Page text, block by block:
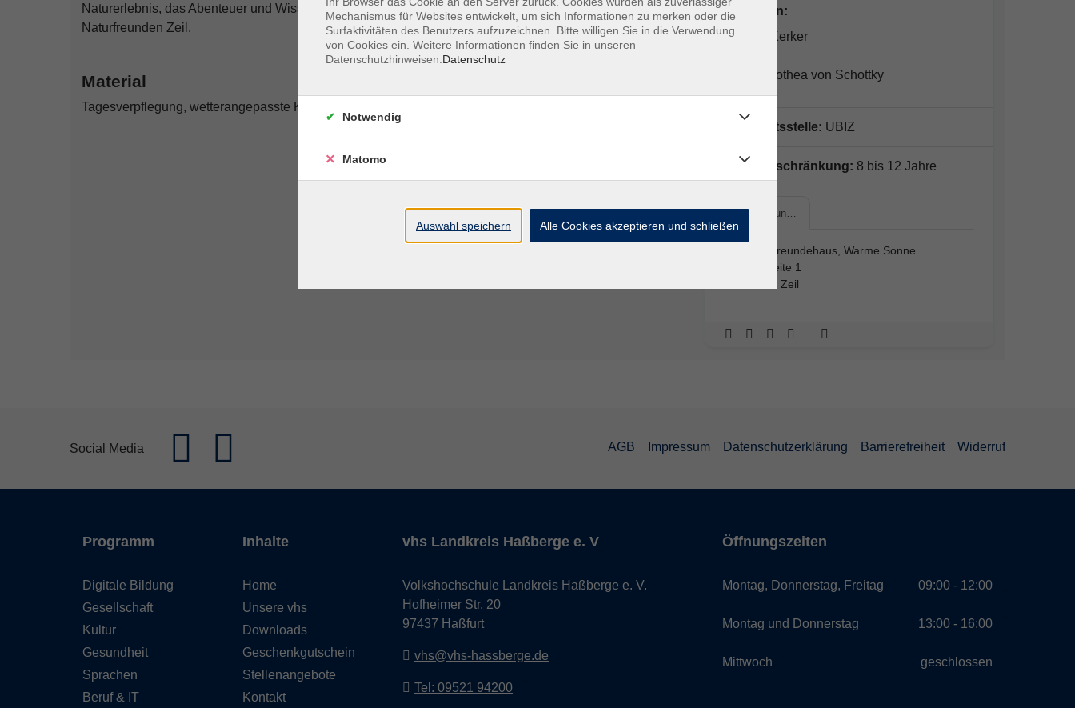
Naturerlebnis, das Abenteuer und Wissen vereint. Für Kinder ab 8 Jahren. In Kooperation mit den
Naturfreunden Zeil.
Material
Tagesverpflegung, wetterangepasste Kleidung, die auch schmutzig werden kann
Dozent*in:
Manuel Kerker
Julia Dorothea von Schottky
Geschäftsstelle: UBIZ
Altersbeschränkung: 8 bis 12 Jahre
Naturfreun…
Naturfreundehaus, Warme Sonne
Steigleite 1
97475 Zeil
Social Media AGB Impressum Datenschutzerklärung Barrierefreiheit Widerruf
Programm
Digitale Bildung
Gesellschaft
Kultur
Gesundheit
Sprachen
Beruf & IT
Inhalte
Home
Unsere vhs
Downloads
Geschenkgutschein
Stellenangebote
Kontakt
vhs Landkreis Haßberge e. V
Volkshochschule Landkreis Haßberge e. V.
Hofheimer Str. 20
97437 Haßfurt
vhs@vhs-hassberge.de
Tel: 09521 94200
Öffnungszeiten
Montag, Donnerstag, Freitag
Montag und Donnerstag
Mittwoch
09:00 - 12:00
13:00 - 16:00
geschlossen
Mechanismus für Websites entwickelt, um sich Informationen zu merken oder die
Surfaktivitäten des Benutzers aufzuzeichnen. Bitte willigen Sie in die Verwendung
von Cookies ein. Weitere Informationen finden Sie in unseren
Datenschutzhinweisen. Datenschutz
Notwendig
Matomo
Auswahl speichern Alle Cookies akzeptieren und schließen